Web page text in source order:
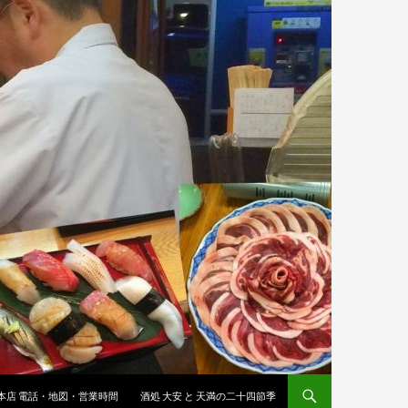
店 電話・地図・営業時間 酒処 大安 と 天満の二十四節季